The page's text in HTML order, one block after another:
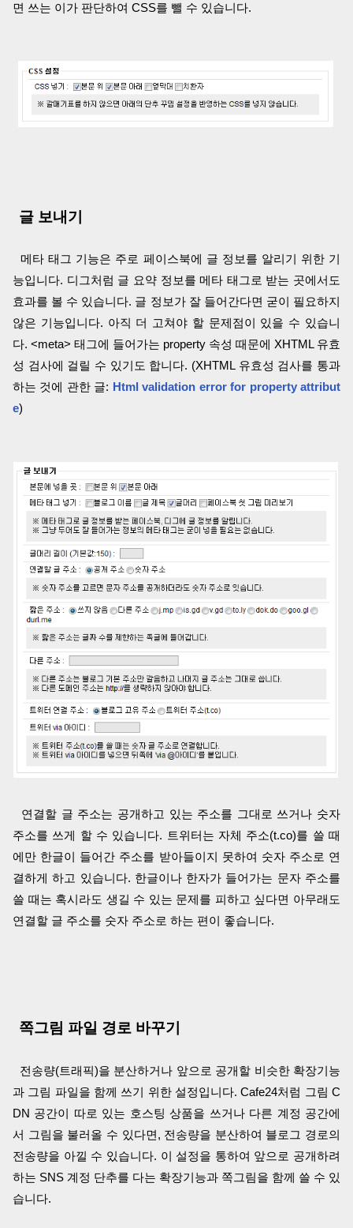
면 쓰는 이가 판단하여 CSS를 뺄 수 있습니다.
글 보내기
메타 태그 기능은 주로 페이스북에 글 정보를 알리기 위한 기
능입니다. 디그처럼 글 요약 정보를 메타 태그로 받는 곳에서도
효과를 볼 수 있습니다. 글 정보가 잘 들어간다면 굳이 필요하지
않은 기능입니다. 아직 더 고쳐야 할 문제점이 있을 수 있습니
다. <meta> 태그에 들어가는 property 속성 때문에 XHTML 유효
성 검사에 걸릴 수 있기도 합니다. (XHTML 유효성 검사를 통과
하는 것에 관한 글: Html validation error for property attribut
e)
연결할 글 주소는 공개하고 있는 주소를 그대로 쓰거나 숫자
주소를 쓰게 할 수 있습니다. 트위터는 자체 주소(t.co)를 쓸 때
에만 한글이 들어간 주소를 받아들이지 못하여 숫자 주소로 연
결하게 하고 있습니다. 한글이나 한자가 들어가는 문자 주소를
쓸 때는 혹시라도 생길 수 있는 문제를 피하고 싶다면 아무래도
연결할 글 주소를 숫자 주소로 하는 편이 좋습니다.
쪽그림 파일 경로 바꾸기
전송량(트래픽)을 분산하거나 앞으로 공개할 비슷한 확장기능
과 그림 파일을 함께 쓰기 위한 설정입니다. Cafe24처럼 그림 C
DN 공간이 따로 있는 호스팅 상품을 쓰거나 다른 계정 공간에
서 그림을 불러올 수 있다면, 전송량을 분산하여 블로그 경로의
전송량을 아낄 수 있습니다. 이 설정을 통하여 앞으로 공개하려
하는 SNS 계정 단추를 다는 확장기능과 쪽그림을 함께 쓸 수 있
습니다.